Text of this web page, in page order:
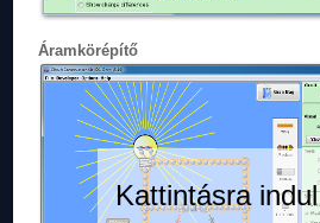
Áramkörépítő
Kattintásra indul